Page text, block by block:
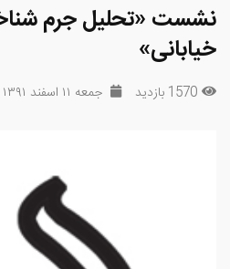
نشست «تحلیل جرم
خیابانی»
1570 بازدید جمعه ۱۱ اسفند ۱۳۹۱